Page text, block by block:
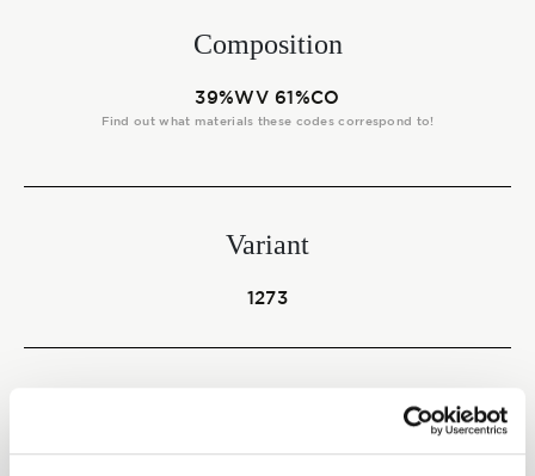
Composition
39%WV 61%CO
Find out what materials these codes correspond to!
Variant
1273
430 G/MLIN